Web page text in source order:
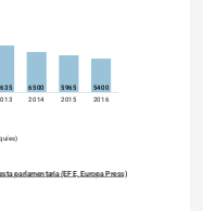
2014 2015 2016
6500 5965 5400
parlamentaria (EFE, Europa Press)